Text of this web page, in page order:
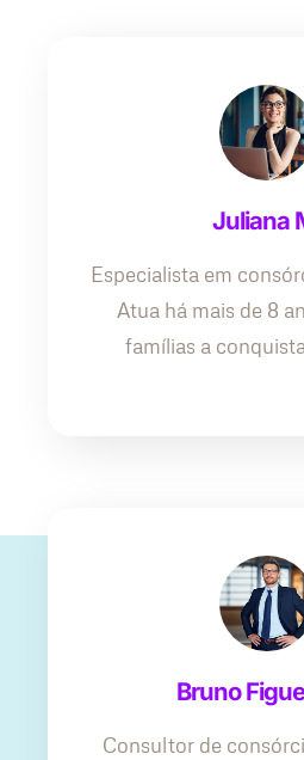
Juliana
Especialista em
Atua há mais de 8
famílias a
Bruno
Consultor de